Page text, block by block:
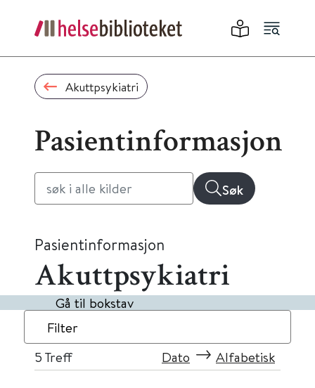
Akuttpsykiatri
Pasientinformasjon
Søk
Pasientinformasjon
Akuttpsykiatri
Gå til bokstav
Filter
5 Treff Dato Alfabetisk